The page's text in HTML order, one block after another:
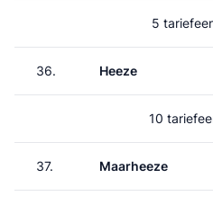
5
36. Heeze
10
37. Maarheeze